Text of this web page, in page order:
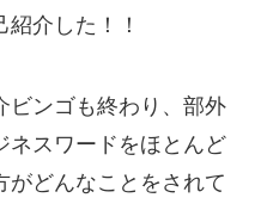
介した！！
ビンゴも終わり、部外
ネスワードをほとんど
がどんなことをされて